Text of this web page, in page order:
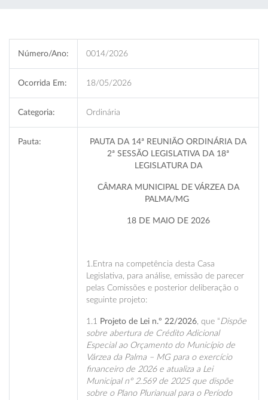
Número/Ano: 0014/2026
Ocorrida Em: 18/05/2026
Categoria: Ordinária
Pauta:
PAUTA DA 14ª REUNIÃO ORDINÁRIA DA
2ª SESSÃO LEGISLATIVA DA 18ª
LEGISLATURA DA
CÂMARA MUNICIPAL DE VÁRZEA DA
PALMA/MG
18 DE MAIO DE 2026
1.Entra na competência desta Casa
Legislativa, para análise, emissão de parecer
pelas Comissões e posterior deliberação o
seguinte projeto:
1.1 Projeto de Lei n.º 22/2026, que “Dispõe
sobre abertura de Crédito Adicional
Especial ao Orçamento do Município de
Várzea da Palma – MG para o exercício
financeiro de 2026 e atualiza a Lei
Municipal nº 2.569 de 2025 que dispõe
sobre o Plano Plurianual para o Período